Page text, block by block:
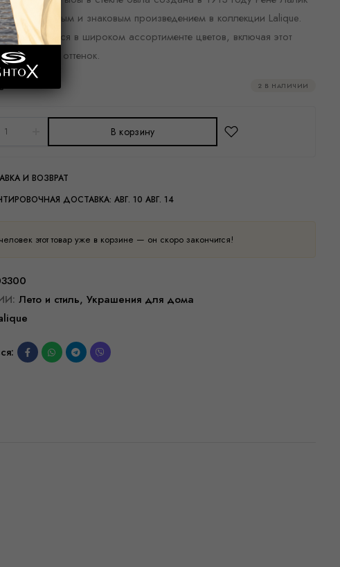
стала важным и знаковым произведением в коллекции Lalique.
выпускается в широком ассортименте цветов, включая этот
янтарный оттенок.
2 В НАЛИЧИИ
В корзину
И ВОЗВРАТ
ДОСТАВКА: АВГ. 10 АВГ. 14
этот товар уже в корзине — он скоро закончится!
Лето и стиль, Украшения для дома